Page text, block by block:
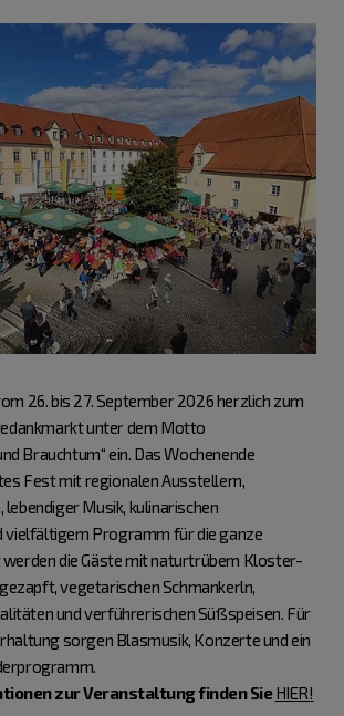
26. bis 27. September 2026 herzlich zum
unter dem Motto
Brauchtum“ ein. Das Wochenende
Fest mit regionalen Ausstellern,
Musik, kulinarischen
vielfältigem Programm für die ganze
werden die Gäste mit naturtrübem Kloster-
vegetarischen Schmankerln,
und verführerischen Süßspeisen. Für
sorgen Blasmusik, Konzerte und ein
zur Veranstaltung finden Sie HIER!